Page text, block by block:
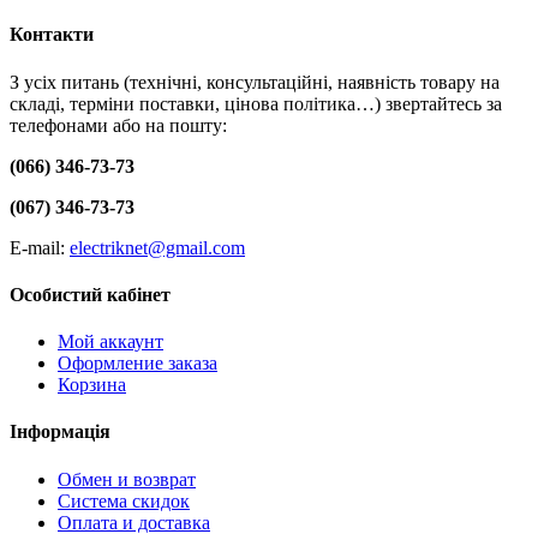
Контакти
З усіх питань (технічні, консультаційні, наявність товару на
складі, терміни поставки, цінова політика…) звертайтесь за
телефонами або на пошту:
(066) 346-73-73
(067) 346-73-73
E-mail: electriknet@gmail.com
Особистий кабінет
Мой аккаунт
Оформление заказа
Корзина
Інформація
Обмен и возврат
Система скидок
Оплата и доставка